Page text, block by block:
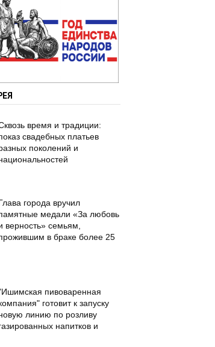
время и традиции:
свадебных платьев
поколений и
города вручил
медали «За любовь
верность» семьям,
в браке более 25
пивоваренная
готовит к запуску
линию по розливу
напитков и